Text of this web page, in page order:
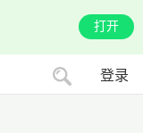
打开
登录